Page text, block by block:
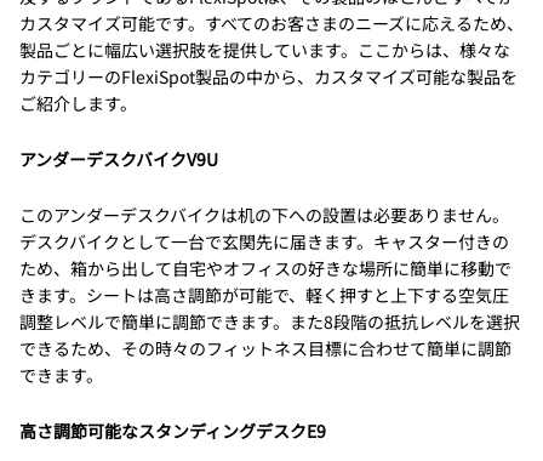
カスタマイズ可能です。すべてのお客さまのニーズに応えるため、
製品ごとに幅広い選択肢を提供しています。ここからは、様々な
カテゴリーのFlexiSpot製品の中から、カスタマイズ可能な製品を
ご紹介します。
アンダーデスクバイクV9U
このアンダーデスクバイクは机の下への設置は必要ありません。
デスクバイクとして一台で玄関先に届きます。キャスター付きの
ため、箱から出して自宅やオフィスの好きな場所に簡単に移動で
きます。シートは高さ調節が可能で、軽く押すと上下する空気圧
調整レベルで簡単に調節できます。また8段階の抵抗レベルを選択
できるため、その時々のフィットネス目標に合わせて簡単に調節
できます。
高さ調節可能なスタンディングデスクE9